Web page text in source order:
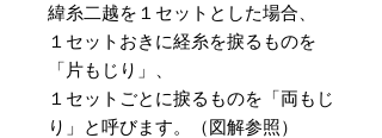
緯糸二越を１セットとした場合、
１セットおきに経糸を捩るものを
「片もじり」、
１セットごとに捩るものを「両もじ
り」と呼びます。（図解参照）